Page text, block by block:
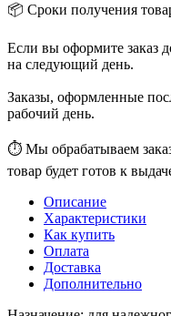
📦 Сроки получения
Если вы оформите заказ
на следующий день.
Заказы, оформленные
рабочий день.
⏱ Мы обрабатываем
товар будет готов к
Описание
Характеристики
Как купить
Оплата
Доставка
Дополнительно